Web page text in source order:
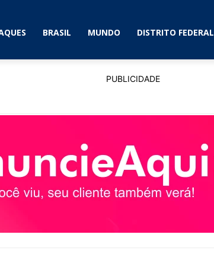
BRASIL MUNDO DISTRITO FEDERAL
PUBLICIDADE